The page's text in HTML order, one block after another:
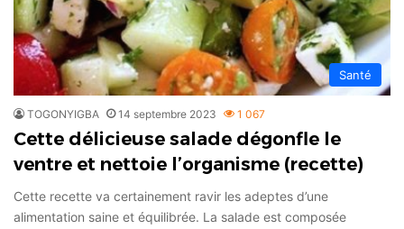
Santé
TOGONYIGBA 14 septembre 2023 1 067
Cette délicieuse salade dégonfle le
ventre et nettoie l’organisme (recette)
Cette recette va certainement ravir les adeptes d’une
alimentation saine et équilibrée. La salade est composée